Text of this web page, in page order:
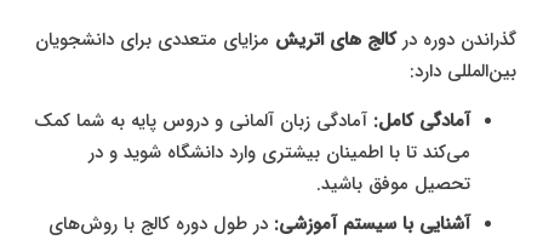
گذراندن دوره درکالج‌ های اتریش مزایای متعددی برای دانشجویان
بین‌المللی دارد:
آمادگی کامل: آمادگی زبان آلمانی و دروس پایه به شما کمک
می‌کند تا با اطمینان بیشتری وارد دانشگاه شوید و در
تحصیل موفق باشید.
آشنایی با سیستم آموزشی: در طول دوره کالج با روش‌های